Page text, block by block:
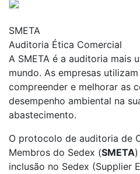
SMETA
Auditoria Ética Comercial
A SMETA é a auditoria mais
mundo. As empresas
compreender e melhorar as
desempenho ambiental na
abastecimento.
O protocolo de auditoria de
Membros do Sedex (SMETA
inclusão no Sedex (Supplier